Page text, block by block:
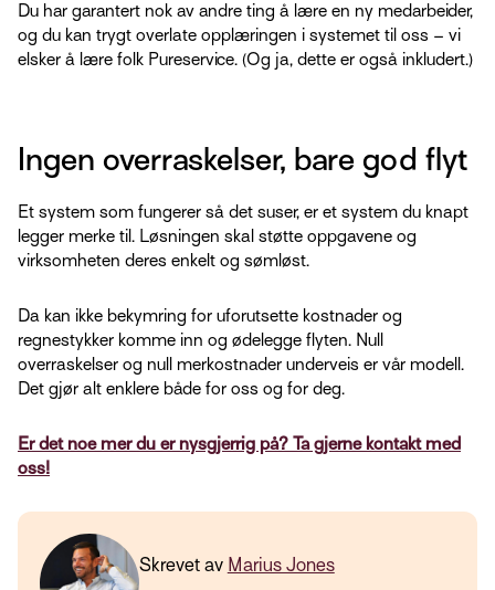
Du har garantert nok av andre ting å lære en ny medarbeider,
og du kan trygt overlate opplæringen i systemet til oss – vi
elsker å lære folk Pureservice. (Og ja, dette er også inkludert.)
Ingen overraskelser, bare god flyt
Et system som fungerer så det suser, er et system du knapt
legger merke til. Løsningen skal støtte oppgavene og
virksomheten deres enkelt og sømløst.
Da kan ikke bekymring for uforutsette kostnader og
regnestykker komme inn og ødelegge flyten. Null
overraskelser og null merkostnader underveis er vår modell.
Det gjør alt enklere både for oss og for deg.
Er det noe mer du er nysgjerrig på? Ta gjerne kontakt med
oss!
Skrevet av Marius Jones